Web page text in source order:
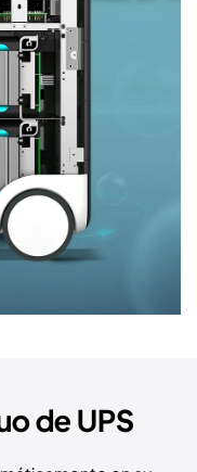
de UPS